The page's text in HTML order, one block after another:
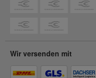
Wir versenden mit